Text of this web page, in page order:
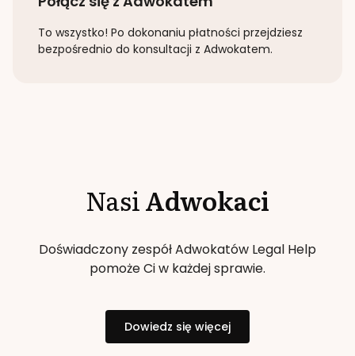
To wszystko! Po dokonaniu płatności przejdziesz
bezpośrednio do konsultacji z Adwokatem.
NasiAdwokaci
Doświadczony zespół Adwokatów Legal Help
pomoże Ci w każdej sprawie.
Dowiedz się więcej